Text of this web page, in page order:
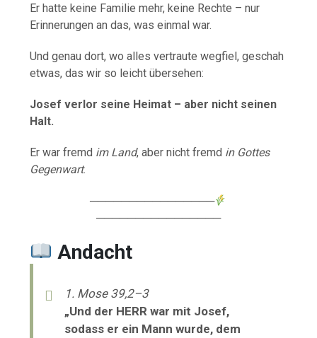
Er hatte keine Familie mehr, keine Rechte – nur
Erinnerungen an das, was einmal war.
Und genau dort, wo alles vertraute wegfiel, geschah
etwas, das wir so leicht übersehen:
Josef verlor seine Heimat – aber nicht seinen
Halt.
Er war fremd im Land, aber nicht fremd in Gottes
Gegenwart.
────────────────
────────────────
Andacht
1. Mose 39,2–3
„Und der HERR war mit Josef,
sodass er ein Mann wurde, dem